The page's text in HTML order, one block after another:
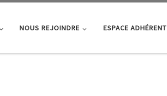
NOUS REJOINDRE ESPACE ADHÉRENT